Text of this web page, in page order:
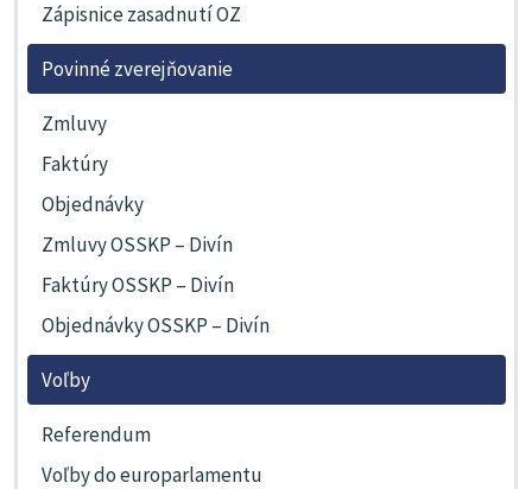
Zápisnice zasadnutí OZ
Povinné zverejňovanie
Zmluvy
Faktúry
Objednávky
Zmluvy OSSKP – Divín
Faktúry OSSKP – Divín
Objednávky OSSKP – Divín
Voľby
Referendum
Voľby do europarlamentu